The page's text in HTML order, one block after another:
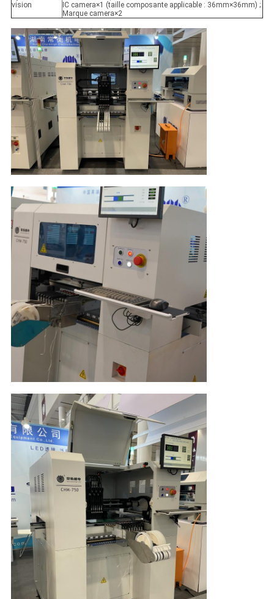
vision
IC camera×1 (taille composante applicable : 36mm×36mm) ;
Marque camera×2